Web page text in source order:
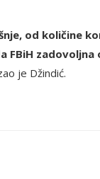
od količine
FBiH
je Džindić.